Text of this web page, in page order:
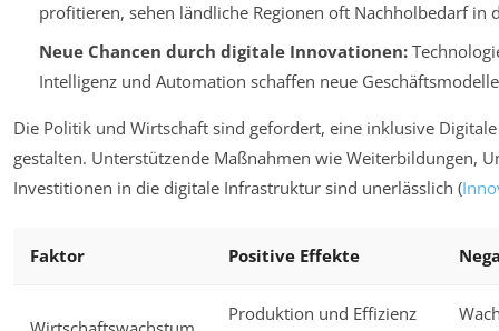
profitieren, sehen ländliche Regionen oft Nachholbedarf in
Neue Chancen durch digitale Innovationen:
Intelligenz und Automation schaffen neue
Die Politik und Wirtschaft sind gefordert, eine inklusive
gestalten. Unterstützende Maßnahmen wie Weiterbildungen,
Investitionen in die digitale Infrastruktur sind unerlässlich (
Faktor Positive Effekte
Produktion und Effizienz